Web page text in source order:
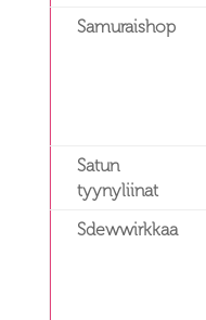
Samuraishop
Satun
tyynyliinat
Sdewwirkkaa